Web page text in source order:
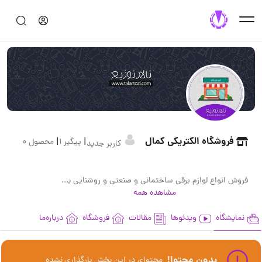
فروشگاه الکتریکی کمال کاربر جدید| پیگیر 1 | محصول 0
فروش انواع لوازم برقی ساختمانی و صنعتی و روشنایی با نازلترین قیمت
مشاهده همه
نمایشگاه ویدئوها مقالات فروشگاه درباره‌ما